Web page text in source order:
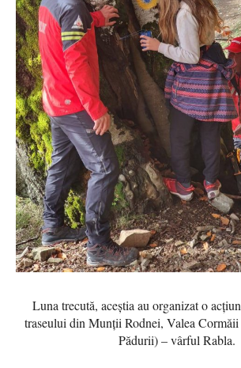
Luna trecută, aceștia au organizat o
traseului din Munții Rodnei, Valea Cormăii
Pădurii) – vârful Rabla.